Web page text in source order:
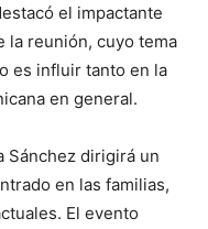
el impactante
la reunión, cuyo tema
es influir tanto en la
en general.
Sánchez dirigirá un
en las familias,
El evento